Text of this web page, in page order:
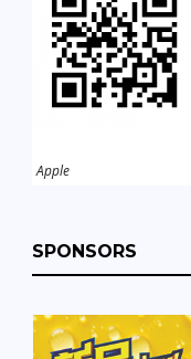
Apple
SPONSORS